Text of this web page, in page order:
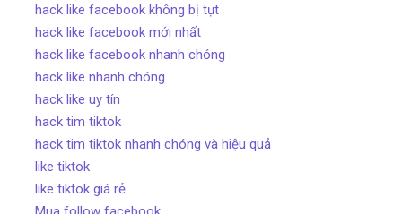
hack like facebook không bị tụt
hack like facebook mới nhất
hack like facebook nhanh chóng
hack like nhanh chóng
hack like uy tín
hack tim tiktok
hack tim tiktok nhanh chóng và hiệu quả
like tiktok
like tiktok giá rẻ